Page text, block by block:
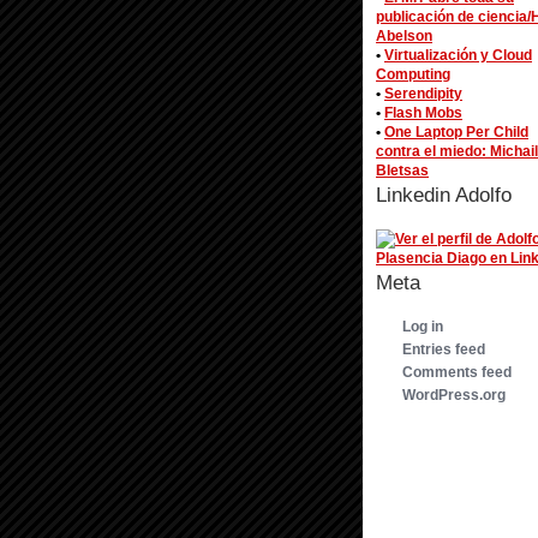
publicación de ciencia/
Abelson
• Virtualización y Cloud
Computing
• Serendipity
• Flash Mobs
• One Laptop Per Child
contra el miedo: Michail
Bletsas
Linkedin Adolfo
Meta
Log in
Entries feed
Comments feed
WordPress.org